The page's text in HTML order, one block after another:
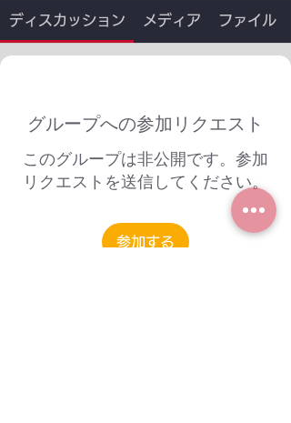
ディスカッション メディア ファイル
グループへの参加リクエスト
このグループは非公開です。参加
リクエストを送信してください。
参加する